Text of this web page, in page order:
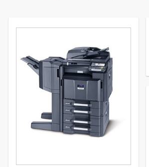
ПРОФИЛАКТИКА И ТО
РАЗОВЫЕ РЕМОНТЫ